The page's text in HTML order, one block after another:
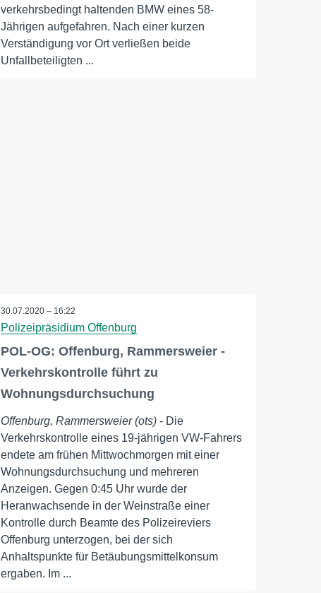
verkehrsbedingt haltenden BMW eines 58-
Jährigen aufgefahren. Nach einer kurzen
Verständigung vor Ort verließen beide
Unfallbeteiligten ...
30.07.2020 – 16:22
Polizeipräsidium Offenburg
POL-OG: Offenburg, Rammersweier -
Verkehrskontrolle führt zu
Wohnungsdurchsuchung
Offenburg, Rammersweier (ots) - Die
Verkehrskontrolle eines 19-jährigen VW-Fahrers
endete am frühen Mittwochmorgen mit einer
Wohnungsdurchsuchung und mehreren
Anzeigen. Gegen 0:45 Uhr wurde der
Heranwachsende in der Weinstraße einer
Kontrolle durch Beamte des Polizeireviers
Offenburg unterzogen, bei der sich
Anhaltspunkte für Betäubungsmittelkonsum
ergaben. Im ...